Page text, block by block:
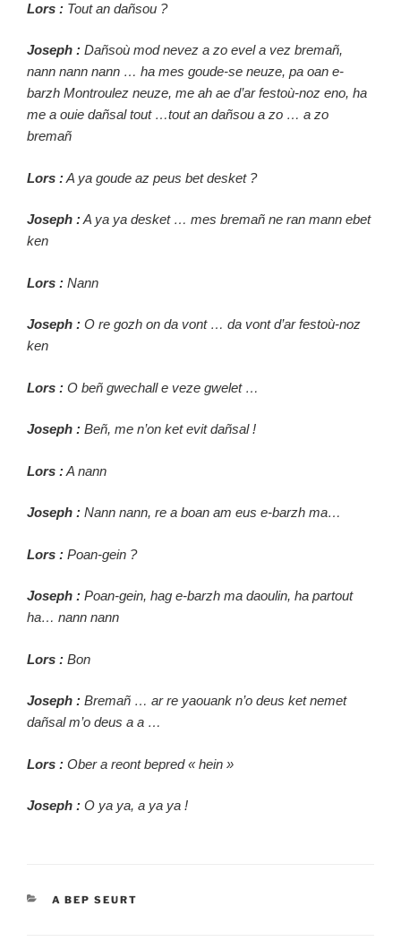
Lors : Tout an dañsou ?
Joseph : Dañsoù mod nevez a zo evel a vez bremañ,
nann nann nann … ha mes goude-se neuze, pa oan e-
barzh Montroulez neuze, me ah ae d’ar festoù-noz eno, ha
me a ouie dañsal tout …tout an dañsou a zo … a zo
bremañ
Lors :A ya goude az peus bet desket ?
Joseph :A ya ya desket … mes bremañ ne ran mann ebet
ken
Lors : Nann
Joseph : O re gozh on da vont … da vont d’ar festoù-noz
ken
Lors : O beñ gwechall e veze gwelet …
Joseph : Beñ, me n’on ket evit dañsal !
Lors :A nann
Joseph : Nann nann, re a boan am eus e-barzh ma…
Lors : Poan-gein ?
Joseph : Poan-gein, hag e-barzh ma daoulin, ha partout
ha… nann nann
Lors : Bon
Joseph : Bremañ … ar re yaouank n’o deus ket nemet
dañsal m’o deus a a …
Lors : Ober a reont bepred « hein »
Joseph : O ya ya, a ya ya !
CATÉGORIES
A BEP SEURT